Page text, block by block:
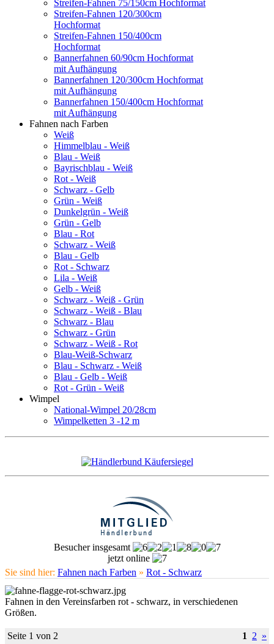
Streifen-Fahnen 75/150cm Hochformat
Streifen-Fahnen 120/300cm
Hochformat
Streifen-Fahnen 150/400cm
Hochformat
Bannerfahnen 60/90cm Hochformat
mit Aufhängung
Bannerfahnen 120/300cm Hochformat
mit Aufhängung
Bannerfahnen 150/400cm Hochformat
mit Aufhängung
Fahnen nach Farben
Weiß
Himmelblau - Weiß
Blau - Weiß
Bayrischblau - Weiß
Rot - Weiß
Schwarz - Gelb
Grün - Weiß
Dunkelgrün - Weiß
Grün - Gelb
Blau - Rot
Schwarz - Weiß
Blau - Gelb
Rot - Schwarz
Lila - Weiß
Gelb - Weiß
Schwarz - Weiß - Grün
Schwarz - Weiß - Blau
Schwarz - Blau
Schwarz - Grün
Schwarz - Weiß - Rot
Blau-Weiß-Schwarz
Blau - Schwarz - Weiß
Blau - Gelb - Weiß
Rot - Grün - Weiß
Wimpel
National-Wimpel 20/28cm
Wimpelketten 3 -12 m
Besucher insgesamt
jetzt online
Sie sind hier: Fahnen nach Farben » Rot - Schwarz
Fahnen in den Vereinsfarben rot - schwarz, in verschiedenen
Größen.
Seite 1 von 2 1 2 »